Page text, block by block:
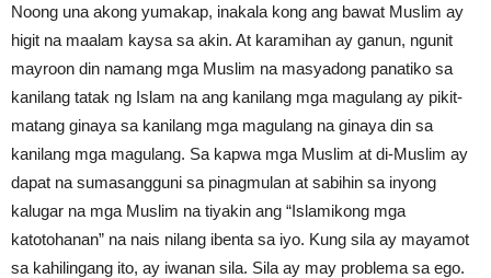
Noong una akong yumakap, inakala kong ang bawat Muslim ay
higit na maalam kaysa sa akin. At karamihan ay ganun, ngunit
mayroon din namang mga Muslim na masyadong panatiko sa
kanilang tatak ng Islam na ang kanilang mga magulang ay pikit-
matang ginaya sa kanilang mga magulang na ginaya din sa
kanilang mga magulang. Sa kapwa mga Muslim at di-Muslim ay
dapat na sumasangguni sa pinagmulan at sabihin sa inyong
kalugar na mga Muslim na tiyakin ang “Islamikong mga
katotohanan” na nais nilang ibenta sa iyo. Kung sila ay mayamot
sa kahilingang ito, ay iwanan sila. Sila ay may problema sa ego.